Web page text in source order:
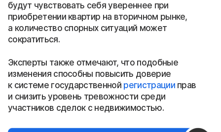
будут чувствовать себя увереннее при
приобретении квартир на вторичном рынке,
а количество спорных ситуаций может
сократиться.
Эксперты также отмечают, что подобные
изменения способны повысить доверие
к системе государственной регистрации прав
и снизить уровень тревожности среди
участников сделок с недвижимостью.